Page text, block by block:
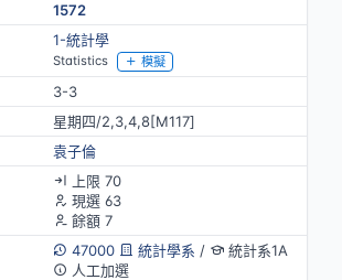
1572
1-統計學
Statistics 模擬
3-3
星期四/2,3,4,8[M117]
袁子倫
上限 70
現選 63
餘額 7
47000
統計學系 /
統計系1A
人工加選